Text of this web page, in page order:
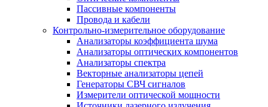
Пассивные компоненты
Провода и кабели
Контрольно-измерительное оборудование
Анализаторы коэффициента шума
Анализаторы оптических компонентов
Анализаторы спектра
Векторные анализаторы цепей
Генераторы СВЧ сигналов
Измерители оптической мощности